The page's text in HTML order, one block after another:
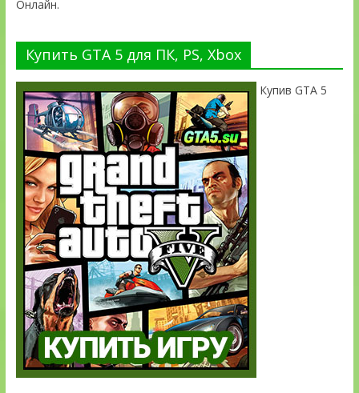
Онлайн.
Купить GTA 5 для ПК, PS, Xbox
Купив GTA 5